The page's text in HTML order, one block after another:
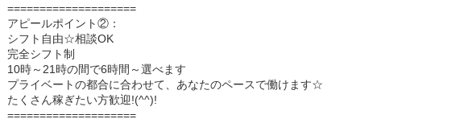
====================
アピールポイント②：
シフト自由☆相談OK
完全シフト制
10時～21時の間で6時間～選べます
プライベートの都合に合わせて、あなたのペースで働けます☆
たくさん稼ぎたい方歓迎!(^^)!
====================